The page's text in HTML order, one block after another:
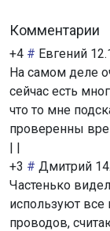
Комментарии
+4 # Евгений
На самом деле
сейчас есть
что то мне
проверенны
| |
+3 # Дмитрий
Частенько
используют
проводов,